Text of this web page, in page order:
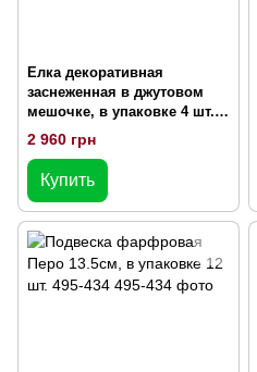
Елка декоративная
заснеженная в джутовом
мешочке, в упаковке 4 шт.
122-F75
2 960 грн
Купить